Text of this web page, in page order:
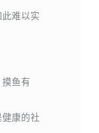
难以实
鱼有
康的社